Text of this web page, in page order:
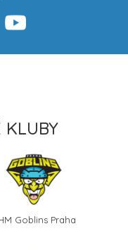
KLUBY
Goblins Praha